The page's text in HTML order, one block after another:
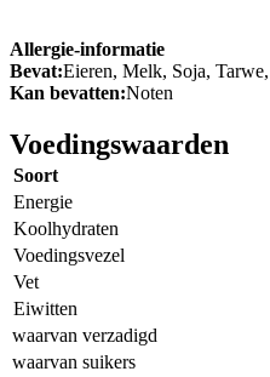
Allergie-informatie
Bevat:Eieren, Melk, Soja,
Kan bevatten:Noten
Voedingswaarden
Soort
Energie
Koolhydraten
Voedingsvezel
Vet
Eiwitten
waarvan verzadigd
waarvan suikers